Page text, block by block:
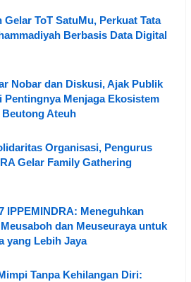
Gelar ToT SatuMu, Perkuat Tata
Berbasis Data Digital
Nobar dan Diskusi, Ajak Publik
Pentingnya Menjaga Ekosistem
Ateuh
Organisasi, Pengurus
Gelar Family Gathering
IPPEMINDRA: Meneguhkan
dan Meuseuraya untuk
yang Lebih Jaya
Tanpa Kehilangan Diri: